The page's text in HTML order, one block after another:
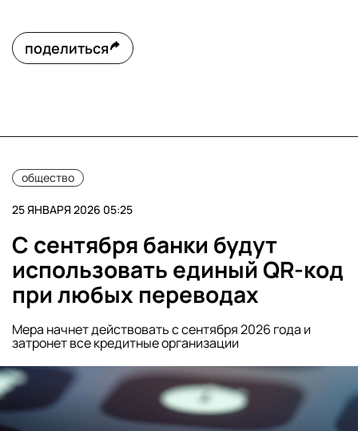
поделиться
общество
25 ЯНВАРЯ 2026 05:25
С сентября банки будут
использовать единый QR-код
при любых переводах
Мера начнет действовать с сентября 2026 года и
затронет все кредитные организации